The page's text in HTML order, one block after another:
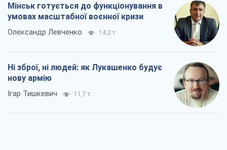
Мінськ готується до функціонування в
умовах масштабної воєнної кризи
Олександр Левченко 14,2 т.
Ні зброї, ні людей: як Лукашенко будує
нову армію
Ігар Тишкевич 11,7 т.